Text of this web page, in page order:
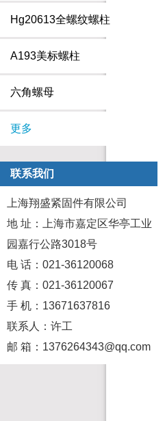
Hg20613全螺纹螺柱
A193美标螺柱
六角螺母
更多
联系我们
上海翔盛紧固件有限公司
地 址：上海市嘉定区华亭工业
园嘉行公路3018号
电 话：021-36120068
传 真：021-36120067
手 机：13671637816
联系人：许工
邮 箱：1376264343@qq.com